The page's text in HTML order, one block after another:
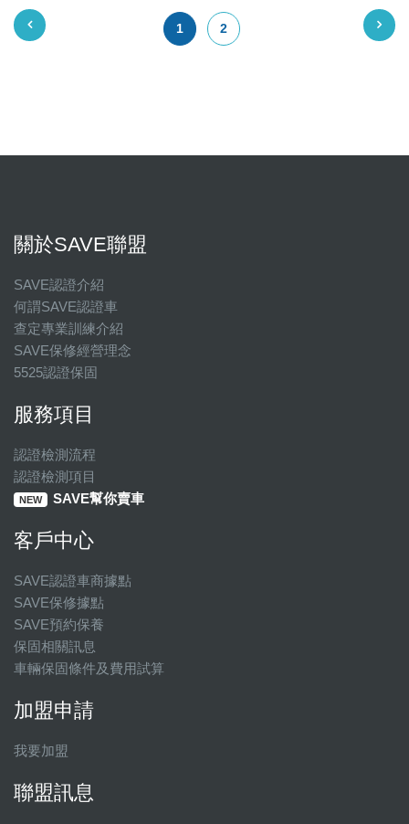
1 2
關於SAVE聯盟
SAVE認證介紹
何謂SAVE認證車
查定專業訓練介紹
SAVE保修經營理念
5525認證保固
服務項目
認證檢測流程
認證檢測項目
NEW SAVE幫你賣車
客戶中心
SAVE認證車商據點
SAVE保修據點
SAVE預約保養
保固相關訊息
車輛保固條件及費用試算
加盟申請
我要加盟
聯盟訊息